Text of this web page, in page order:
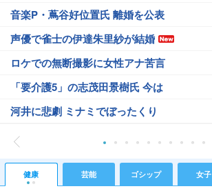
音楽P・蔦谷好位置氏 離婚を公表
声優で雀士の伊達朱里紗が結婚
ロケでの無断撮影に女性アナ苦言
「要介護5」の志茂田景樹氏 今は
河井に悲劇 ミナミでぼったくり
健康 芸能 ゴシップ 女子